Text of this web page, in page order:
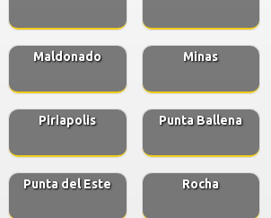
Maldonado Minas
Piriapolis Punta Ballena
Punta del Este Rocha